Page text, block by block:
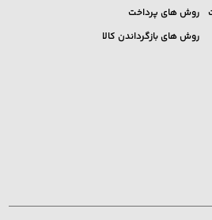
روش های پرداخت
روش های بازگرداندن کالا